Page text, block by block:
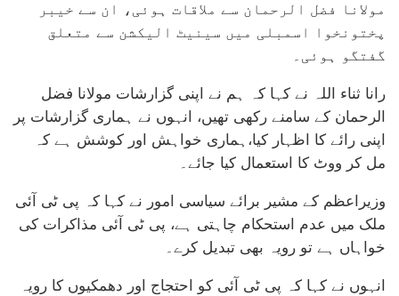
مولانا فضل الرحمان سے ملاقات ہوئی، ان سے خیبر
پختونخوا اسمبلی میں سینیٹ الیکشن سے متعلق
گفتگو ہوئی۔
رانا ثناء اللہ نے کہا کہ ہم نے اپنی گزارشات مولانا فضل
الرحمان کے سامنے رکھی تھیں، انہوں نے ہماری گزارشات پر
اپنی رائے کا اظہار کیا،ہماری خواہش اور کوشش ہے کہ
مل کر ووٹ کا استعمال کیا جائے۔
وزیراعظم کے مشیر برائے سیاسی امور نے کہا کہ پی ٹی آئی
ملک میں عدم استحکام چاہتی ہے، پی ٹی آئی مذاکرات کی
خواہاں ہے تو رویہ بھی تبدیل کرے۔
انہوں نے کہا کہ پی ٹی آئی کو احتجاج اور دھمکیوں کا رویہ